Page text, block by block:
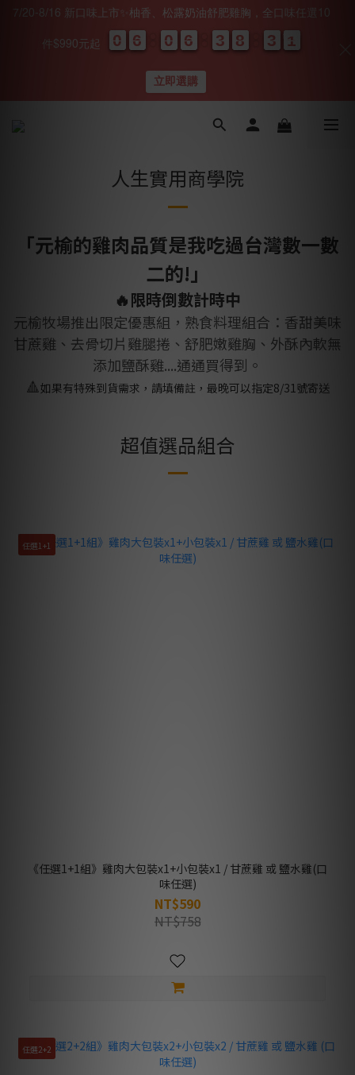
人生實用商學院
「元榆的雞肉品質是我吃過台灣數一數
二的!」
🔥限時倒數計時中
元榆牧場推出限定優惠組，熟食料理組合：香甜美味
甘蔗雞、去骨切片雞腿捲、 舒肥嫩雞胸、外酥內軟無
添加鹽酥雞....通通買得到。
🔺如果有特殊到貨需求，請填備註，最晚可以指定8/31號寄送
超值選品組合
任選1+1
《任選1+1組》雞肉大包裝x1+小包裝x1 / 甘蔗雞 或 鹽水雞(口
味任選)
NT$590
NT$758
任選2+2
7/20-8/16 新口味上市✨柚香、松露奶油舒肥雞胸，全口味任選10
件$990元起 0
0
0
0 6
6
6
6 0
0
0
0 6
6
6
6 3
3
3
3 8
8
8
8 3
3
3
3 0
0
0
0
0
0
立即選購